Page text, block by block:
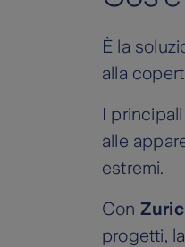
È la
alla
I
alle
estremi.
Con
progetti,